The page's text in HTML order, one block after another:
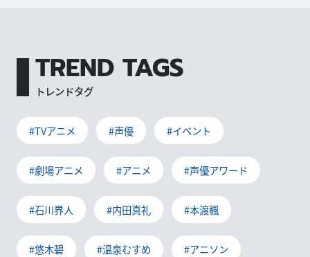
TREND TAGS
トレンドタグ
#TVアニメ #声優 #イベント
#劇場アニメ #アニメ #声優アワード
#石川界人 #内田真礼 #本渡楓
#悠木碧 #温泉むすめ #アニソン